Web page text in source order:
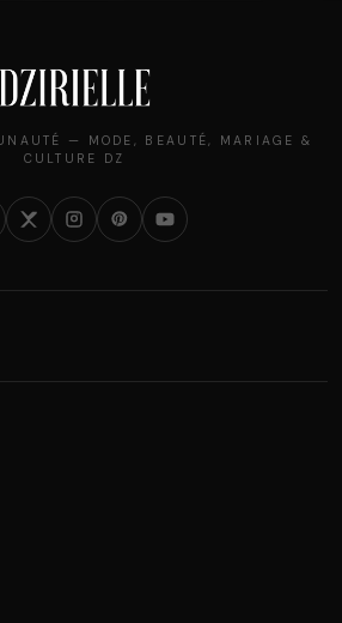
— MODE, BEAUTÉ, MARIAGE &
CULTURE DZ